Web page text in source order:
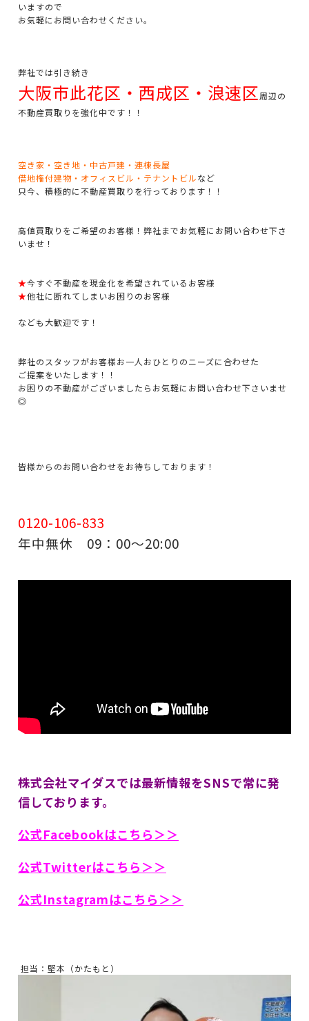
いますので
お気軽にお問い合わせください。
弊社では引き続き
大阪市此花区・西成区・浪速区周辺の
不動産買取りを強化中です！！
空き家・空き地・中古戸建・連棟長屋
借地権付建物・オフィスビル・テナントビルなど
只今、積極的に不動産買取りを行っております！！
高値買取りをご希望のお客様！弊社までお気軽にお問い合わせ下さ
いませ！
★今すぐ不動産を現金化を希望されているお客様
★他社に断れてしまいお困りのお客様
なども大歓迎です！
弊社のスタッフがお客様お一人おひとりのニーズに合わせた
ご提案をいたします！！
お困りの不動産がございましたらお気軽にお問い合わせ下さいませ
◎
皆様からのお問い合わせをお待ちしております！
0120-106-833
年中無休 09：00～20:00
株式会社マイダスでは最新情報をSNSで常に発
信しております。
公式Facebookはこちら＞＞
公式Twitterはこちら＞＞
公式Instagramはこちら＞＞
担当：堅本（かたもと）